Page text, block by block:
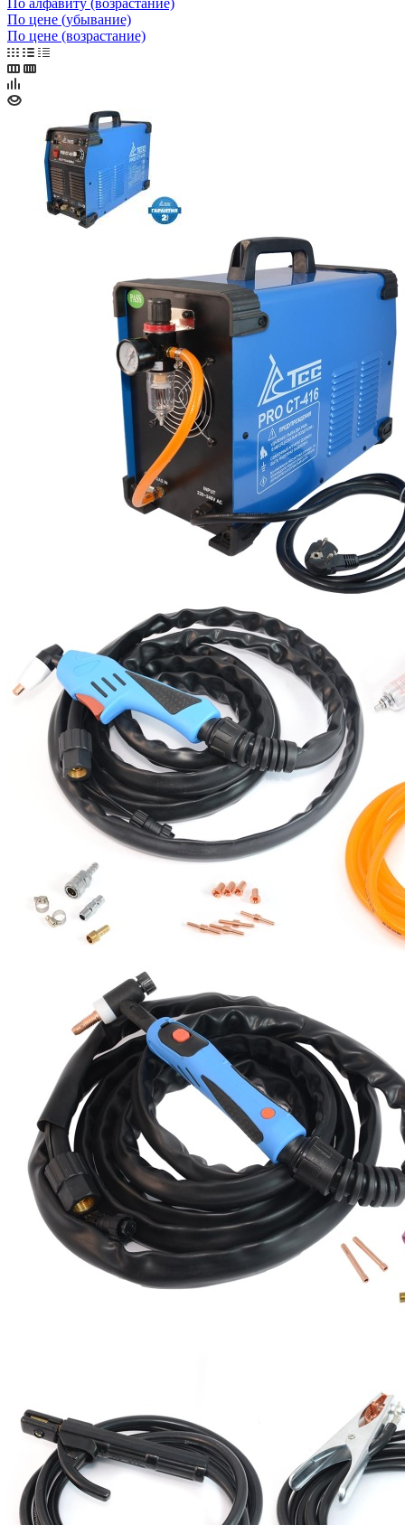
По цене (убывание)
По цене (возрастание)